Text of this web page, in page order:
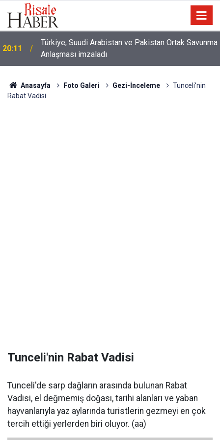
20:11
Türkiye, Suudi Arabistan ve Pakistan Ortak Savunma
Anlaşması imzaladı
Anasayfa Foto Galeri Gezi-İnceleme
Tunceli'nin
Rabat Vadisi
Tunceli'nin Rabat Vadisi
Tunceli'de sarp dağların arasında bulunan Rabat
Vadisi, el değmemiş doğası, tarihi alanları ve yaban
hayvanlarıyla yaz aylarında turistlerin gezmeyi en çok
tercih ettiği yerlerden biri oluyor. (aa)